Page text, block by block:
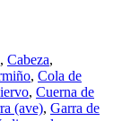
, Cabeza,
, Cola de
, Cuerna de
(ave), Garra de